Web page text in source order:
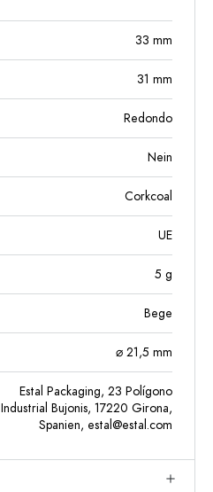
33 mm
31 mm
Redondo
Nein
Corkcoal
UE
5 g
Bege
⌀ 21,5 mm
Estal Packaging, 23 Polígono
Industrial Bujonis, 17220 Girona,
Spanien, estal@estal.com